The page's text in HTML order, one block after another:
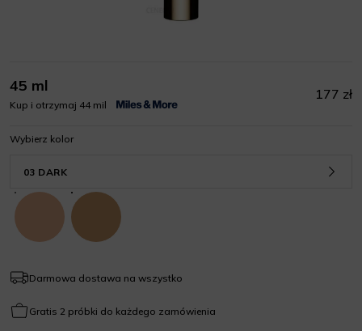
Wybierz kolor
03 DARK
45 ml
Kup i otrzymaj 44 mil
177 zł
Darmowa dostawa na wszystko
Gratis 2 próbki do każdego zamówienia